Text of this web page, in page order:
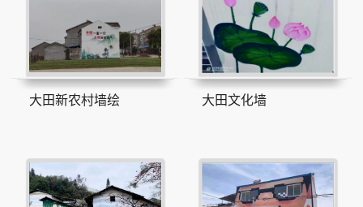
大田新农村墙绘 大田文化墙